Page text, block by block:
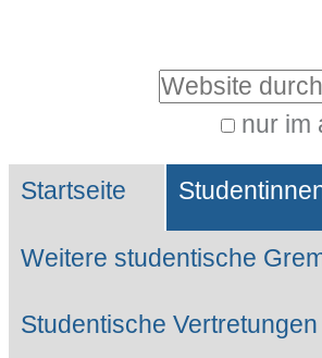
Website durchsuchen
nur im
Suche…
Sektionen
Startseite
Weitere studentische
Studentische Vertretungen